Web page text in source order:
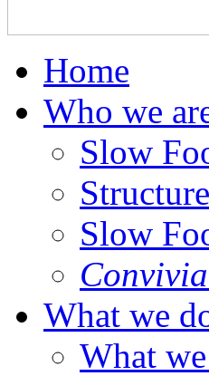
Home
Who we
Slow
Slow
Convivia
What we
What